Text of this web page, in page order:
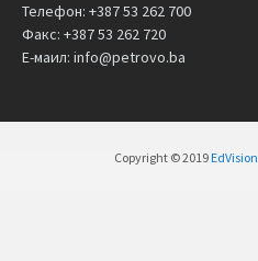
Телефон: +387 53 262 700
Факс: +387 53 262 720
Е-маил: info@petrovo.ba
Copyright © 2019 EdVision